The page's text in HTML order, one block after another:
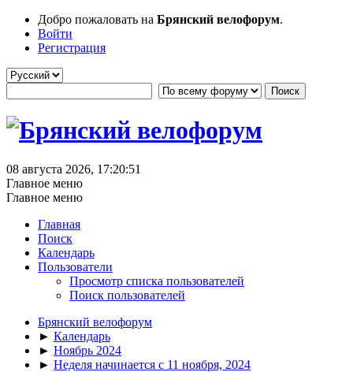
Добро пожаловать на Брянский велофорум.
Войти
Регистрация
08 августа 2026, 17:20:51
Главное меню
Главное меню
Главная
Поиск
Календарь
Пользователи
Просмотр списка пользователей
Поиск пользователей
Брянский велофорум
► Календарь
► Ноябрь 2024
► Неделя начинается с 11 ноября, 2024